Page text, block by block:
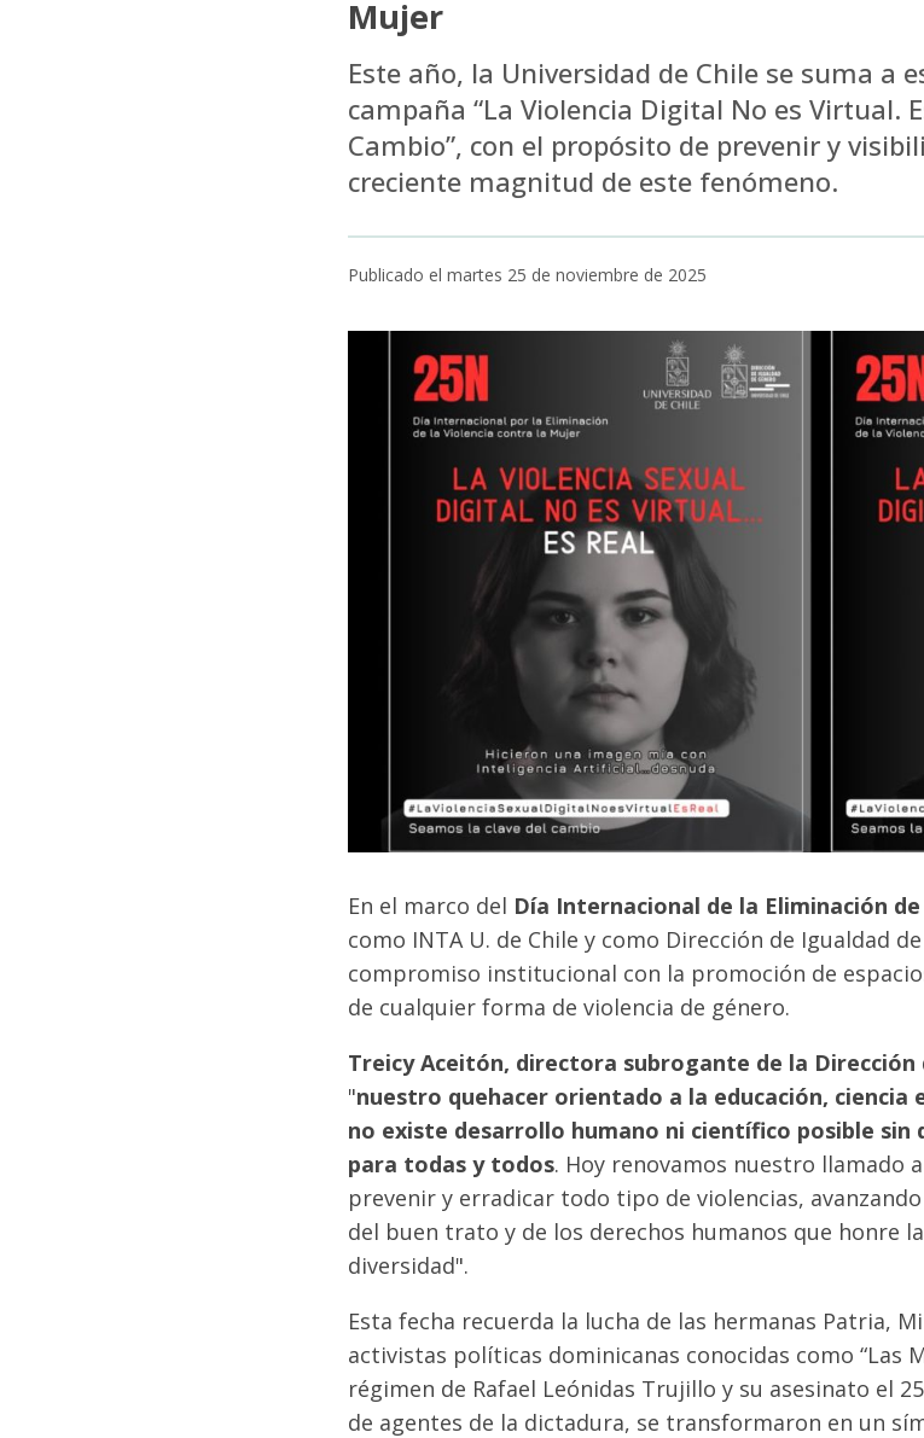
Mujer
Este año, la Universidad de Chile se suma a
campaña “La Violencia Digital No es Virtual.
Cambio”, con el propósito de prevenir y
creciente magnitud de este fenómeno.
Publicado el martes 25 de noviembre de 2025
En el marco del Día Internacional de la Eliminación
como INTA U. de Chile y como Dirección de Igualdad
compromiso institucional con la promoción de
de cualquier forma de violencia de género.
Treicy Aceitón, directora subrogante de la Dirección
"nuestro quehacer orientado a la educación, ciencia
no existe desarrollo humano ni científico posible sin
para todas y todos. Hoy renovamos nuestro llamado
prevenir y erradicar todo tipo de violencias,
del buen trato y de los derechos humanos que honre
diversidad".
Esta fecha recuerda la lucha de las hermanas Patria,
activistas políticas dominicanas conocidas como “Las
régimen de Rafael Leónidas Trujillo y su asesinato el
de agentes de la dictadura, se transformaron en un